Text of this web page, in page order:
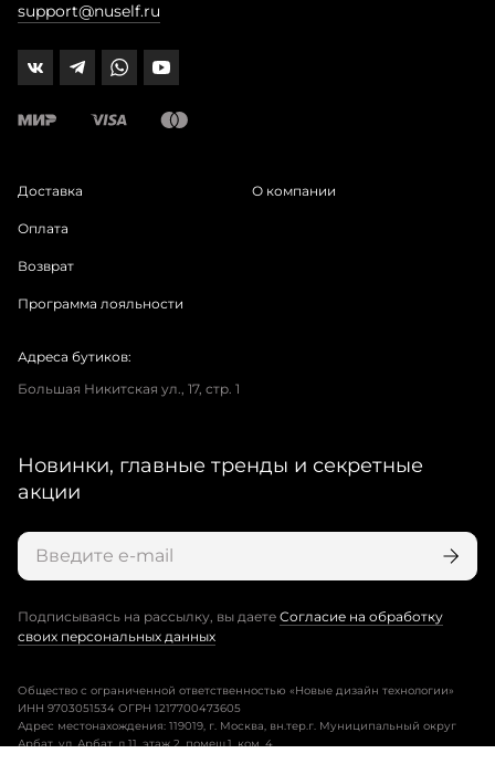
support@nuself.ru
Доставка
Оплата
Возврат
Программа лояльности
О компании
Адреса бутиков:
Большая Никитская ул., 17, стр. 1
Новинки, главные тренды и секретные
акции
Подписываясь на рассылку, вы даете Согласие на обработку
своих персональных данных
Общество с ограниченной ответственностью «Новые дизайн технологии»
ИНН 9703051534 ОГРН 1217700473605
Адрес местонахождения: 119019, г. Москва, вн.тер.г. Муниципальный округ
Арбат, ул. Арбат, д.11, этаж 2, помещ.1, ком. 4.